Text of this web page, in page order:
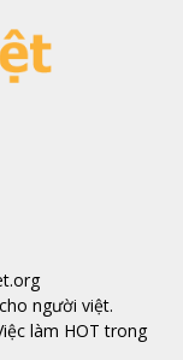
người việt.
làm HOT trong